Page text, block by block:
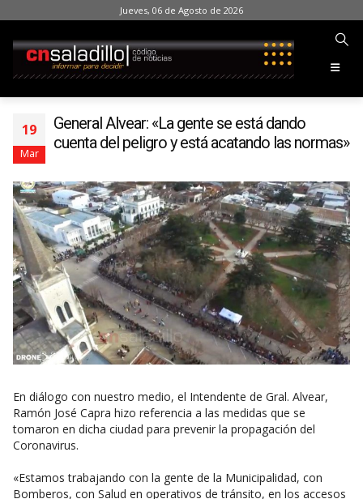
Jueves, 06 de Agosto de 2026
19
Mar
General Alvear: «La gente se está dando
cuenta del peligro y está acatando las normas»
En diálogo con nuestro medio, el Intendente de Gral. Alvear,
Ramón José Capra hizo referencia a las medidas que se
tomaron en dicha ciudad para prevenir la propagación del
Coronavirus.
«Estamos trabajando con la gente de la Municipalidad, con
Bomberos, con Salud en operativos de tránsito, en los accesos